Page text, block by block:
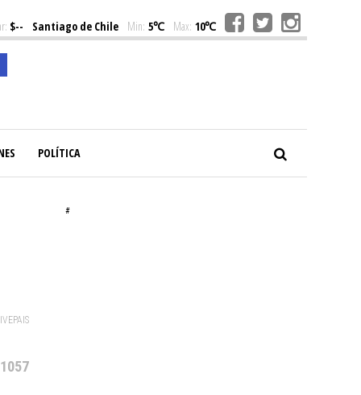
$-- Santiago de Chile Min: 5℃ Max: 10℃
POLÍTICA
#